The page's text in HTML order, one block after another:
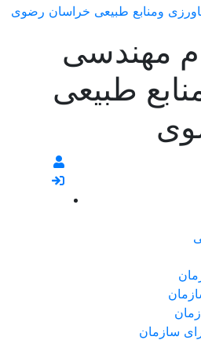
مهندسی
طبیعی
سازمان